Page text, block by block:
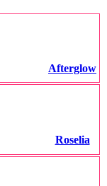
Afterglow
Roselia